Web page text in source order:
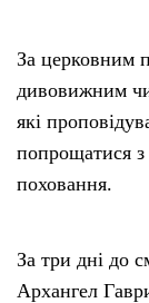
За церковним
дивовижним
які
попрощатися з
поховання.
За три дні до
Архангел